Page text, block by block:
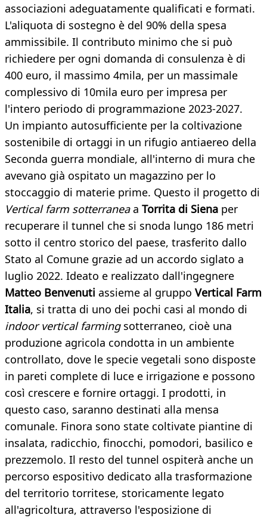
associazioni adeguatamente qualificati e formati.
L'aliquota di sostegno è del 90% della spesa
ammissibile. Il contributo minimo che si può
richiedere per ogni domanda di consulenza è di
400 euro, il massimo 4mila, per un massimale
complessivo di 10mila euro per impresa per
l'intero periodo di programmazione 2023-2027.
Un impianto autosufficiente per la coltivazione
sostenibile di ortaggi in un rifugio antiaereo della
Seconda guerra mondiale, all'interno di mura che
avevano già ospitato un magazzino per lo
stoccaggio di materie prime. Questo il progetto di
Vertical farm sotterraneaa Torrita di Siena per
recuperare il tunnel che si snoda lungo 186 metri
sotto il centro storico del paese, trasferito dallo
Stato al Comune grazie ad un accordo siglato a
luglio 2022. Ideato e realizzato dall'ingegnere
Matteo Benvenuti assieme al gruppo Vertical Farm
Italia, si tratta di uno dei pochi casi al mondo di
indoor vertical farmingsotterraneo, cioè una
produzione agricola condotta in un ambiente
controllato, dove le specie vegetali sono disposte
in pareti complete di luce e irrigazione e possono
così crescere e fornire ortaggi. I prodotti, in
questo caso, saranno destinati alla mensa
comunale. Finora sono state coltivate piantine di
insalata, radicchio, finocchi, pomodori, basilico e
prezzemolo. Il resto del tunnel ospiterà anche un
percorso espositivo dedicato alla trasformazione
del territorio torritese, storicamente legato
all'agricoltura, attraverso l'esposizione di